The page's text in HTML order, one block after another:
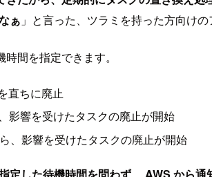
ぁ 」と言った、ツラミを持った方向けの
間を指定できます。
直ちに廃止
影響を受けたタスクの廃止が開始
、影響を受けたタスクの廃止が開始